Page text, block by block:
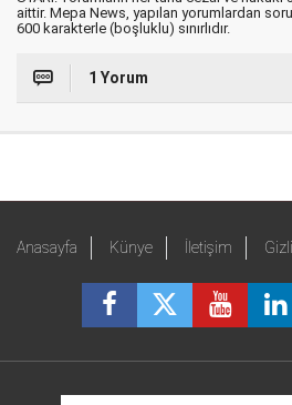
aittir. Mepa News, yapılan yorumlardan
600 karakterle (boşluklu) sınırlıdır.
1 Yorum
Anasayfa Künye İletişim